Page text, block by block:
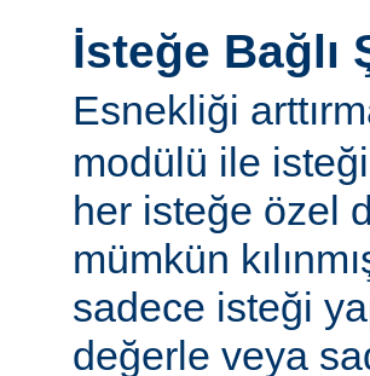
İsteğe Bağlı
Esnekliği
modülü ile
her isteğe özel
mümkün
sadece isteği
değerle veya